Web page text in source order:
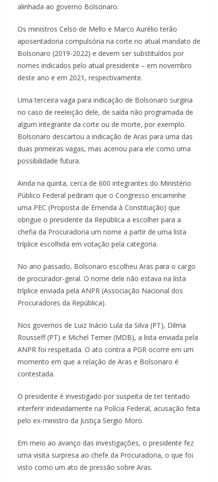
alinhada ao governo Bolsonaro.
Os ministros Celso de Mello e Marco Aurélio terão
aposentadoria compulsória na corte no atual mandato de
Bolsonaro (2019-2022) e devem ser substituídos por
nomes indicados pelo atual presidente – em novembro
deste ano e em 2021, respectivamente.
Uma terceira vaga para indicação de Bolsonaro surgiria
no caso de reeleição dele, de saída não programada de
algum integrante da corte ou de morte, por exemplo.
Bolsonaro descartou a indicação de Aras para uma das
duas primeiras vagas, mas acenou para ele como uma
possibilidade futura.
Ainda na quinta, cerca de 600 integrantes do Ministério
Público Federal pediram que o Congresso encaminhe
uma PEC (Proposta de Emenda à Constituição) que
obrigue o presidente da República a escolher para a
chefia da Procuradoria um nome a partir de uma lista
tríplice escolhida em votação pela categoria.
No ano passado, Bolsonaro escolheu Aras para o cargo
de procurador-geral. O nome dele não estava na lista
tríplice enviada pela ANPR (Associação Nacional dos
Procuradores da República).
Nos governos de Luiz Inácio Lula da Silva (PT), Dilma
Rousseff (PT) e Michel Temer (MDB), a lista enviada pela
ANPR foi respeitada. O ato contra a PGR ocorre em um
momento em que a relação de Aras e Bolsonaro é
contestada.
O presidente é investigado por suspeita de ter tentado
interferir indevidamente na Polícia Federal, acusação feita
pelo ex-ministro da Justiça Sergio Moro.
Em meio ao avanço das investigações, o presidente fez
uma visita surpresa ao chefe da Procuradoria, o que foi
visto como um ato de pressão sobre Aras.